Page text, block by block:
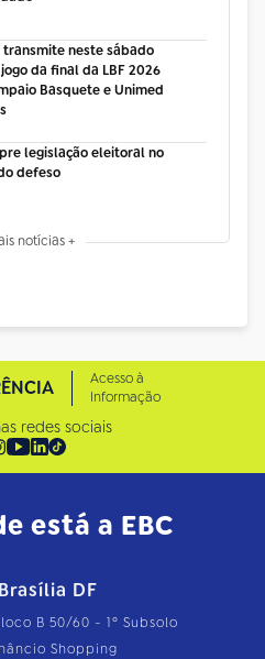
transmite neste sábado
da final da LBF 2026
Basquete e Unimed
legislação eleitoral no
defeso
notícias +
Acesso à
Informação
redes sociais
está a EBC
DF
B 50/60 - 1º Subsolo
Shopping